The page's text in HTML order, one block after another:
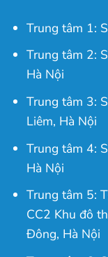
Trung tâm 1:
Trung tâm 2:
Hà Nội
Trung tâm 3:
Liêm, Hà Nội
Trung tâm 4:
Hà Nội
Trung tâm 5:
CC2 Khu đô
Đông, Hà Nội